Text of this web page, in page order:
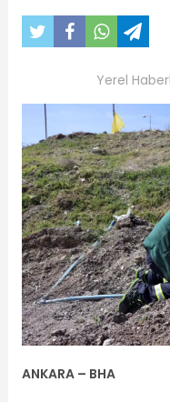
Yerel
ANKARA – BHA